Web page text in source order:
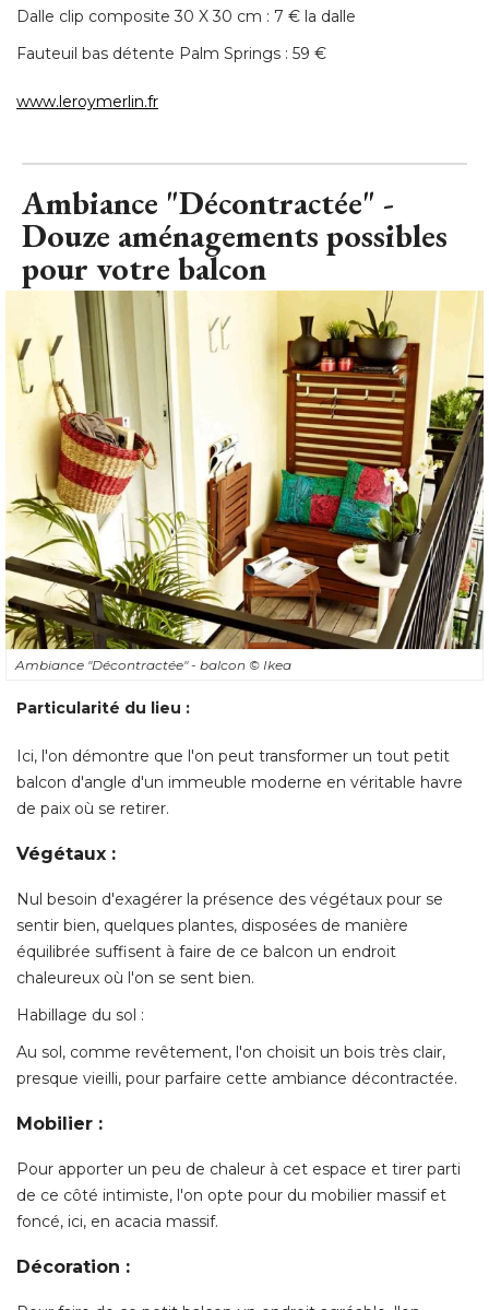
Dalle clip composite 30 X 30 cm : 7 € la dalle
Fauteuil bas détente Palm Springs : 59 €
www.leroymerlin.fr
Ambiance "Décontractée" -
Douze aménagements possibles
pour votre balcon
Ambiance "Décontractée" - balcon © Ikea
Particularité du lieu :
Ici, l'on démontre que l'on peut transformer un tout petit
balcon d'angle d'un immeuble moderne en véritable havre
de paix où se retirer.
Végétaux :
Nul besoin d'exagérer la présence des végétaux pour se
sentir bien, quelques plantes, disposées de manière
équilibrée suffisent à faire de ce balcon un endroit
chaleureux où l'on se sent bien.
Habillage du sol :
Au sol, comme revêtement, l'on choisit un bois très clair,
presque vieilli, pour parfaire cette ambiance décontractée.
Mobilier :
Pour apporter un peu de chaleur à cet espace et tirer parti
de ce côté intimiste, l'on opte pour du mobilier massif et
foncé, ici, en acacia massif.
Décoration :